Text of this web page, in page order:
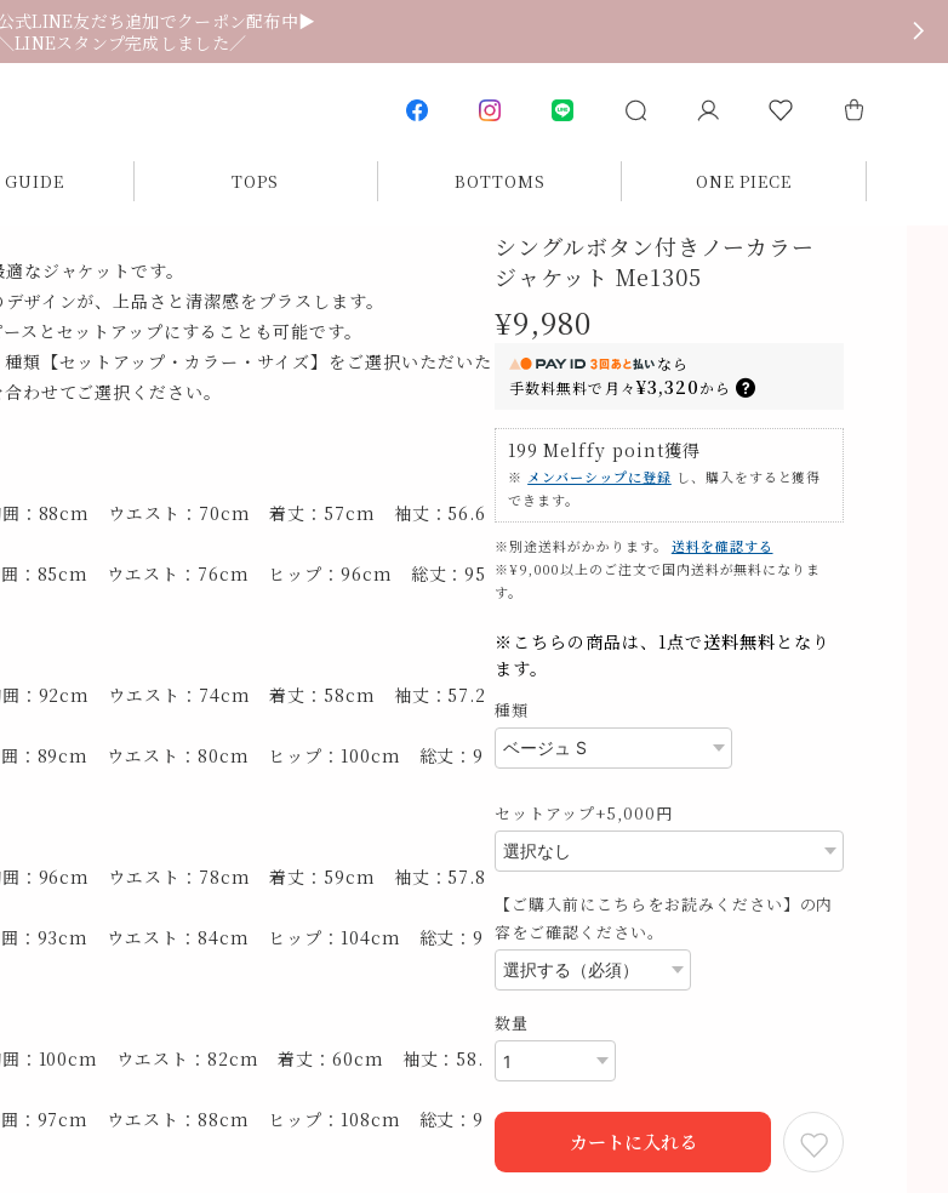
公式LINE友だち追加でクーポン配布中▶
＼LINEスタンプ完成しました／
GUIDE TOPS BOTTOMS ONE PIECE
なジャケットです。
ザインが、上品さと清潔感をプラスします。
スとセットアップにすることも可能です。
類【セットアップ・カラー・サイズ】をご選択いただいた
わせてご選択ください。
：88cm ウエスト：70cm 着丈：57cm 袖丈：56.6
：85cm ウエスト：76cm ヒップ：96cm 総丈：95
：92cm ウエスト：74cm 着丈：58cm 袖丈：57.2
：89cm ウエスト：80cm ヒップ：100cm 総丈：9
：96cm ウエスト：78cm 着丈：59cm 袖丈：57.8
：93cm ウエスト：84cm ヒップ：104cm 総丈：9
：100cm ウエスト：82cm 着丈：60cm 袖丈：58.
：97cm ウエスト：88cm ヒップ：108cm 総丈：9
シングルボタン付きノーカラー
ジャケット Me1305
¥9,980
なら
手数料無料で 月々¥3,320から
199 Melffy point獲得
※ メンバーシップに登録 し、購入をすると獲得
できます。
※別途送料がかかります。
送料を確認する
※¥9,000以上のご注文で国内送料が無料になりま
す。
※こちらの商品は、1点で送料無料 となり
ます。
種類
セットアップ+5,000円
【ご購入前にこちらをお読みください】の内
容をご確認ください。
数量
カートに入れる